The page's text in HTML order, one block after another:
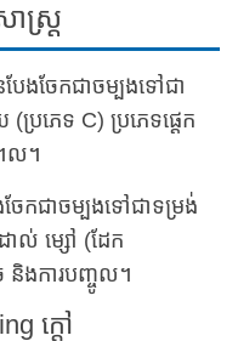
ស្ត្រ
បែងចែកជាចម្បងទៅជា
រភេទ C) ប្រភេទផ្ដេក
ល។
ចែកជាចម្បងទៅជាទម្រង់
ាល់ ម្សៅ (ដែក
និងការបញ្ចូល។
ក្តៅ